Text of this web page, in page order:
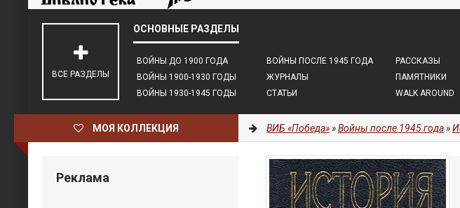
ВОЙНЫ ДО 1900 ГОДА
ВОЙНЫ 1900-1930 ГОДЫ
ВОЙНЫ 1930-1945 ГОДЫ
ВОЙНЫ ПОСЛЕ 1945 ГОДА
ЖУРНАЛЫ
СТАТЬИ
РАССКАЗЫ
ПАМЯТНИКИ
WALK AROUND
ВСЕ РАЗДЕЛЫ
МОЯ КОЛЛЕКЦИЯ ВИБ «Победа»»Войны после 1945 года»
Реклама